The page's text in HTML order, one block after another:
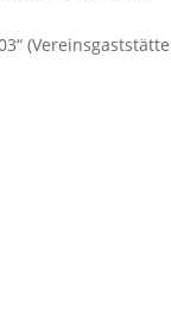
(Vereinsgaststätte